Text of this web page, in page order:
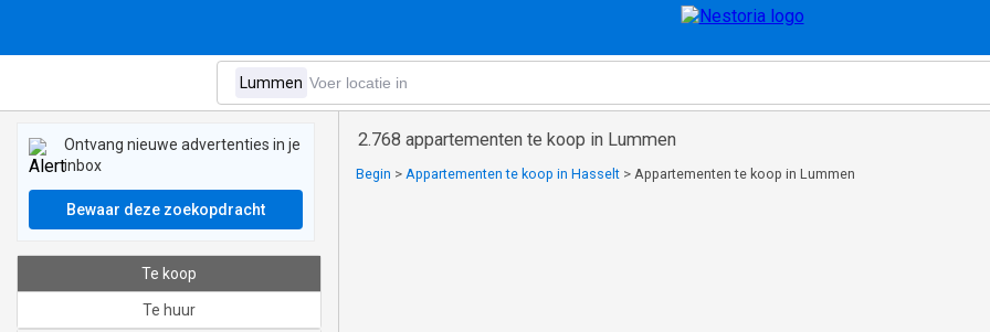
2.768 appartementen te koop in Lummen
Begin > Appartementen te koop in Hasselt > Appartementen te koop in Lummen
Ontvang nieuwe advertenties in je
inbox
Bewaar deze zoekopdracht
Te koop
Te huur